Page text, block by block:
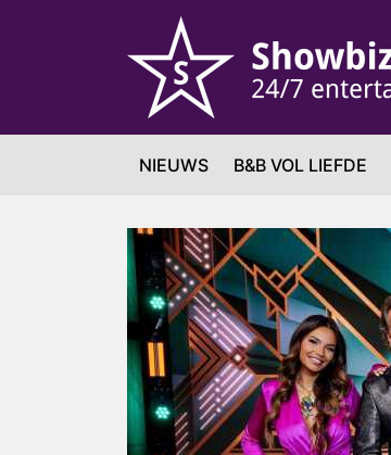
NIEUWS B&B VOL LIEFDE